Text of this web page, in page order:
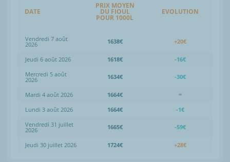
DATE
PRIX MOYEN
DU FIOUL
POUR 1000L
EVOLUTION
Vendredi 7 août
2026 1638€ +20€
Jeudi 6 août 2026 1618€
-16€
Mercredi 5 août
2026 1634€ -30€
Mardi 4 août 2026 1664€
=
Lundi 3 août 2026
1664€
-1€
Vendredi 31 juillet
2026 1665€ -59€
Jeudi 30 juillet 2026 1724€ +28€